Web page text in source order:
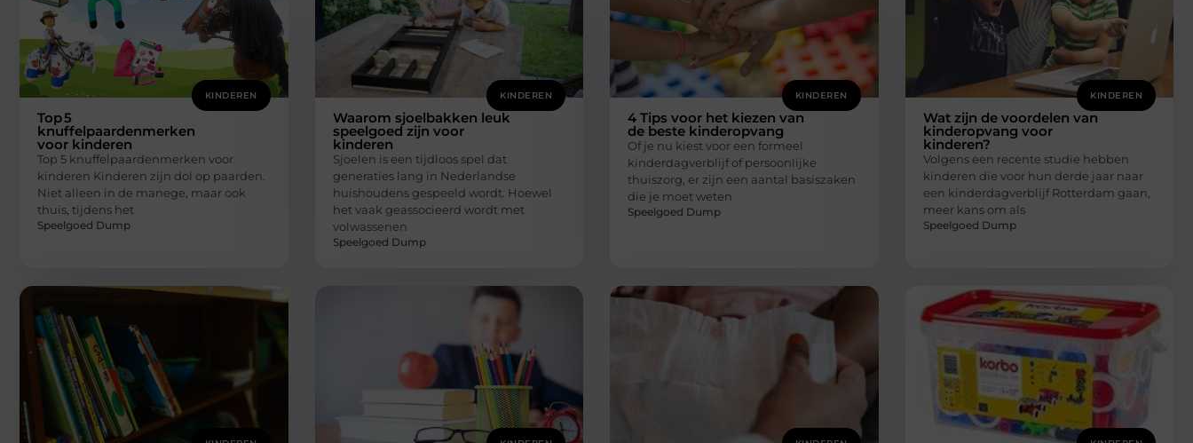
KINDEREN
Top 5
knuffelpaardenmerken
voor kinderen
Top 5 knuffelpaardenmerken voor
kinderen Kinderen zijn dol op paarden.
Niet alleen in de manege, maar ook
thuis, tijdens het
Speelgoed Dump
KINDEREN
Waarom sjoelbakken leuk
speelgoed zijn voor
kinderen
Sjoelen is een tijdloos spel dat
generaties lang in Nederlandse
huishoudens gespeeld wordt. Hoewel
het vaak geassocieerd wordt met
volwassenen
Speelgoed Dump
KINDEREN
4 Tips voor het kiezen van
de beste kinderopvang
Of je nu kiest voor een formeel
kinderdagverblijf of persoonlijke
thuiszorg, er zijn een aantal basiszaken
die je moet weten
Speelgoed Dump
KINDEREN
Wat zijn de voordelen van
kinderopvang voor
kinderen?
Volgens een recente studie hebben
kinderen die voor hun derde jaar naar
een kinderdagverblijf Rotterdam gaan,
meer kans om als
Speelgoed Dump